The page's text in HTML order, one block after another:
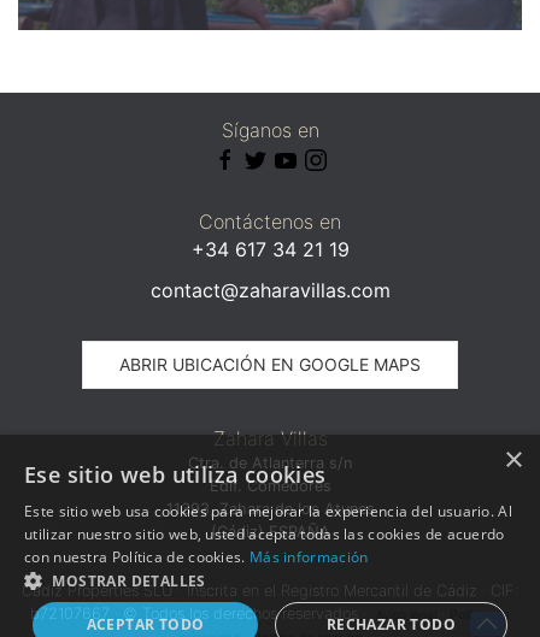
Síganos en
Contáctenos en
+34 617 34 21 19
contact@zaharavillas.com
ABRIR UBICACIÓN EN GOOGLE MAPS
Zahara Villas
Ctra. de Atlanterra s/n
Edif. Comedores
11393, Zahara de los Atunes
(Cádiz) ESPAÑA
Cádiz Properties SLU · Inscrita en el Registro Mercantil de Cádiz · CIF:
b72107667 · © Todos los derechos reservados ·
Política de
×
Ese sitio web utiliza cookies
Este sitio web usa cookies para mejorar la experiencia del usuario. Al
utilizar nuestro sitio web, usted acepta todas las cookies de acuerdo
con nuestra Política de cookies. Más información
MOSTRAR DETALLES
ACEPTAR TODO RECHAZAR TODO